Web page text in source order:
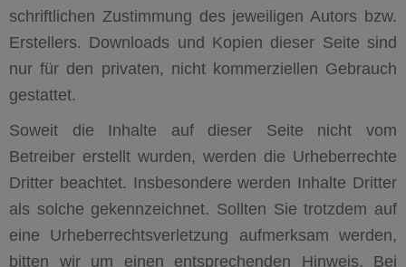
schriftlichen Zustimmung des jeweiligen Autors bzw.
Erstellers. Downloads und Kopien dieser Seite sind
nur für den privaten, nicht kommerziellen Gebrauch
gestattet.
Soweit die Inhalte auf dieser Seite nicht vom
Betreiber erstellt wurden, werden die Urheberrechte
Dritter beachtet. Insbesondere werden Inhalte Dritter
als solche gekennzeichnet. Sollten Sie trotzdem auf
eine Urheberrechtsverletzung aufmerksam werden,
bitten wir um einen entsprechenden Hinweis. Bei